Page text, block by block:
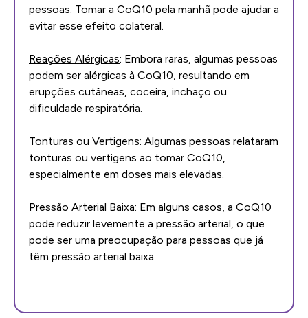
pessoas. Tomar a CoQ10 pela manhã pode ajudar a
evitar esse efeito colateral.
Reações Alérgicas: Embora raras, algumas pessoas
podem ser alérgicas à CoQ10, resultando em
erupções cutâneas, coceira, inchaço ou
dificuldade respiratória.
Tonturas ou Vertigens: Algumas pessoas relataram
tonturas ou vertigens ao tomar CoQ10,
especialmente em doses mais elevadas.
Pressão Arterial Baixa: Em alguns casos, a CoQ10
pode reduzir levemente a pressão arterial, o que
pode ser uma preocupação para pessoas que já
têm pressão arterial baixa.
.